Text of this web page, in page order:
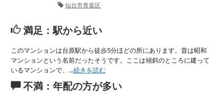
仙台市青葉区
満足：駅から近い
このマンションは台原駅から徒歩5分ほどの所にあります。昔は昭和
マンションという名前だったそうです。ここは傾斜のところに建って
いるマンションで、…続きを読む
不満：年配の方が多い